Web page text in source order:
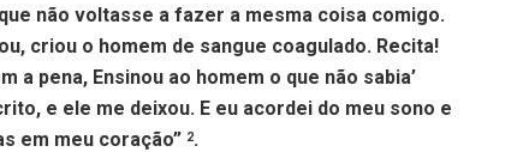
não voltasse a fazer a mesma coisa comigo.
criou o homem de sangue coagulado. Recita!
a pena, Ensinou ao homem o que não sabia’
e ele me deixou. E eu acordei do meu sono e
em meu coração” 2.